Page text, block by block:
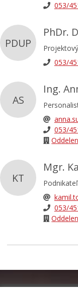
053/
PDUP
PhDr.
053/
AS
Ing.
053/
KT
Mgr.
053/